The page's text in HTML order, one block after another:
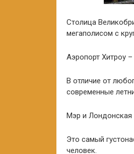
Столица
мегаполисом с
Аэропорт Хитроу
В отличие от
современные
Мэр и Лондонская
Это самый
человек.